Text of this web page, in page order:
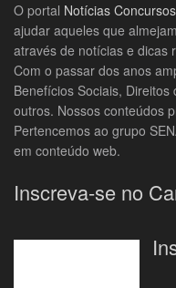
O portal Notícias Concursos
ajudar aqueles que
através de notícias e dicas
Com o passar dos anos
Benefícios Sociais,
outros. Nossos conteúdos
Pertencemos ao grupo
em conteúdo web.
Inscreva-se no